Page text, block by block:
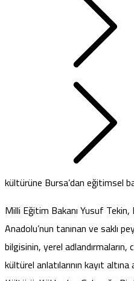
kültürüne Bursa’dan eğitimsel
Milli Eğitim Bakanı Yusuf
Anadolu’nun tanınan ve saklı
bilgisinin, yerel
kültürel anlatılarının kayıt altına